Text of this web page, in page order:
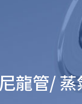
尼龍管/